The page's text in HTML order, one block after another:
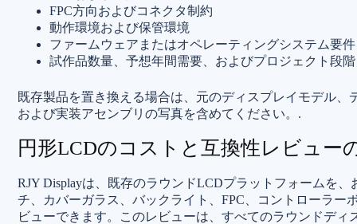
FPC方向およびコネクタ制約
動作環境および保管環境
ファームウェアまたはオペレーティングシステム要件
試作品数量、予想年間需要、およびプロジェクト段階
既存製品を置き換える場合は、元のディスプレイモデル
および実装アセンブリの写真を含めてください。.
円形LCDのコストと互換性レビュー
RJY Displayは、既存のラウンドLCDプラットフォームを
チ、カバーガラス、バックライト、FPC、コントローラ
ビューできます。このレビューは、すべてのラウンドデ